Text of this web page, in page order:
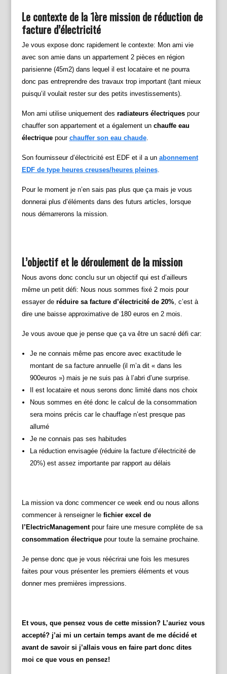
Le contexte de la 1ère mission de réduction de
facture d’électricité
Je vous expose donc rapidement le contexte: Mon ami vie
avec son amie dans un appartement 2 pièces en région
parisienne (45m2) dans lequel il est locataire et ne pourra
donc pas entreprendre des travaux trop important (tant mieux
puisqu’il voulait rester sur des petits investissements).
Mon ami utilise uniquement des radiateurs électriquespour
chauffer son appartement et a également un chauffe eau
électriquepour chauffer son eau chaude.
Son fournisseur d’électricité est EDF et il a un abonnement
EDF de type heures creuses/heures pleines.
Pour le moment je n’en sais pas plus que ça mais je vous
donnerai plus d’éléments dans des futurs articles, lorsque
nous démarrerons la mission.
L’objectif et le déroulement de la mission
Nous avons donc conclu sur un objectif qui est d’ailleurs
même un petit défi: Nous nous sommes fixé 2 mois pour
essayer de réduire sa facture d’électricité de 20%, c’est à
dire une baisse approximative de 180 euros en 2 mois.
Je vous avoue que je pense que ça va être un sacré défi car:
Je ne connais même pas encore avec exactitude le
montant de sa facture annuelle (il m’a dit « dans les
900euros ») mais je ne suis pas à l’abri d’une surprise.
Il est locataire et nous serons donc limité dans nos choix
Nous sommes en été donc le calcul de la consommation
sera moins précis car le chauffage n’est presque pas
allumé
Je ne connais pas ses habitudes
La réduction envisagée (réduire la facture d’électricité de
20%) est assez importante par rapport au délais
La mission va donc commencer ce week end ou nous allons
commencer à renseigner le fichier excel de
l’ElectricManagementpour faire une mesure complète de sa
consommation électriquepour toute la semaine prochaine.
Je pense donc que je vous réécrirai une fois les mesures
faites pour vous présenter les premiers éléments et vous
donner mes premières impressions.
Et vous, que pensez vous de cette mission? L’auriez vous
accepté? j’ai mi un certain temps avant de me décidé et
avant de savoir si j’allais vous en faire part donc dites
moi ce que vous en pensez!